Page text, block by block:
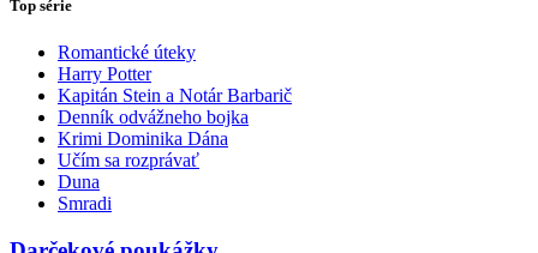
Top série
Romantické úteky
Harry Potter
Kapitán Stein a Notár Barbarič
Denník odvážneho bojka
Krimi Dominika Dána
Učím sa rozprávať
Duna
Smradi